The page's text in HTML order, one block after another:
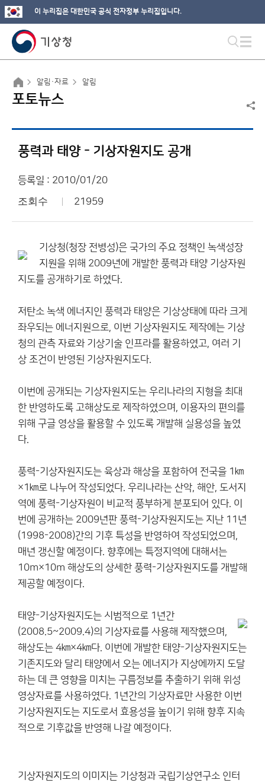
이 누리집은 대한민국 공식 전자정부 누리집입니다.
알림·자료 알림
포토뉴스
풍력과 태양 - 기상자원지도 공개
등록일 : 2010/01/20
조회수 21959
기상청(청장 전병성)은 국가의 주요 정책인 녹색성장
지원을 위해 2009년에 개발한 풍력과 태양 기상자원
지도를 공개하기로 하였다.
저탄소 녹색 에너지인 풍력과 태양은 기상상태에 따라 크게
좌우되는 에너지원으로, 이번 기상자원지도 제작에는 기상
청의 관측 자료와 기상기술 인프라를 활용하였고, 여러 기
상 조건이 반영된 기상자원지도다.
이번에 공개되는 기상자원지도는 우리나라의 지형을 최대
한 반영하도록 고해상도로 제작하였으며, 이용자의 편의를
위해 구글 영상을 활용할 수 있도록 개발해 실용성을 높였
다.
풍력-기상자원지도는 육상과 해상을 포함하여 전국을 1㎞
×1㎞로 나누어 작성되었다. 우리나라는 산악, 해안, 도서지
역에 풍력-기상자원이 비교적 풍부하게 분포되어 있다. 이
번에 공개하는 2009년판 풍력-기상자원지도는 지난 11년
(1998-2008)간의 기후 특성을 반영하여 작성되었으며,
매년 갱신할 예정이다. 향후에는 특정지역에 대해서는
10m×10m 해상도의 상세한 풍력-기상자원지도를 개발해
제공할 예정이다.
태양-기상자원지도는 시범적으로 1년간
(2008.5~2009.4)의 기상자료를 사용해 제작했으며,
해상도는 4㎞×4㎞다. 이번에 개발한 태양-기상자원지도는
기존지도와 달리 태양에서 오는 에너지가 지상에까지 도달
하는 데 큰 영향을 미치는 구름정보를 추출하기 위해 위성
영상자료를 사용하였다. 1년간의 기상자료만 사용한 이번
기상자원지도는 지도로서 효용성을 높이기 위해 향후 지속
적으로 기후값을 반영해 나갈 예정이다.
기상자원지도의 이미지는 기상청과 국립기상연구소 인터